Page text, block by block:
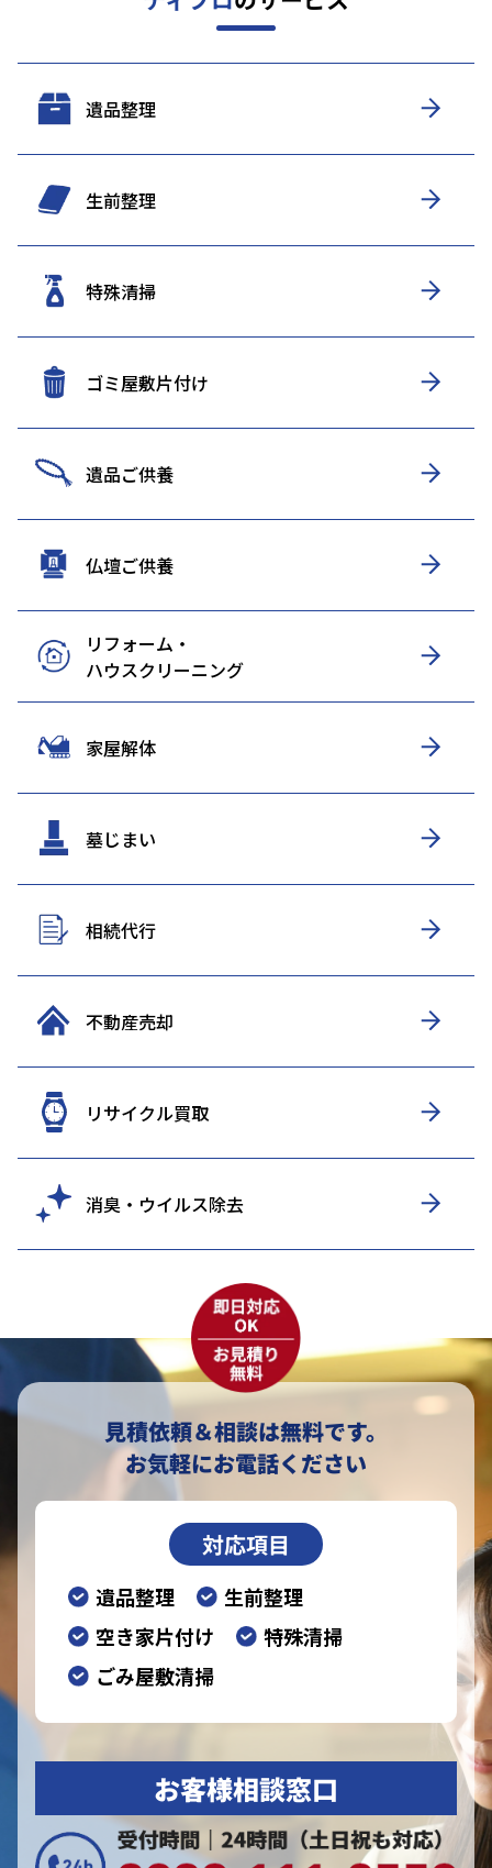
遺品整理
生前整理
特殊清掃
ゴミ屋敷片付け
遺品ご供養
仏壇ご供養
リフォーム・
ハウスクリーニング
家屋解体
墓じまい
相続代行
不動産売却
リサイクル買取
消臭・ウイルス除去
見積依頼＆相談は無料です。
お気軽にお電話ください
対応項目
遺品整理
生前整理
空き家片付け
特殊清掃
ごみ屋敷清掃
お客様相談窓口